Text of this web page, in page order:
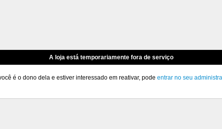
A loja está temporariamente fora de serviço
é o dono dela e estiver interessado em reativar, pode entrar no seu